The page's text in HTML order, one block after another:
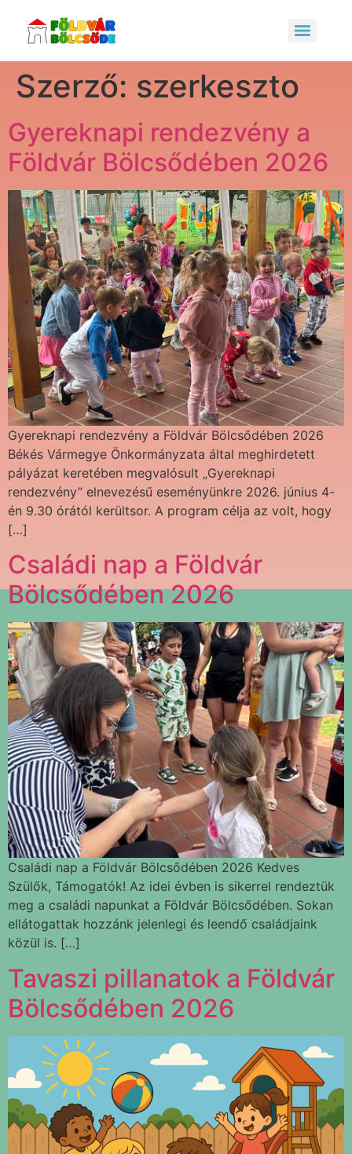
Szerző: szerkeszto
Gyereknapi rendezvény a
Földvár Bölcsődében 2026
Gyereknapi rendezvény a Földvár Bölcsődében 2026
Békés Vármegye Önkormányzata által meghirdetett
pályázat keretében megvalósult „Gyereknapi
rendezvény” elnevezésű eseményünkre 2026. június 4-
én 9.30 órától kerültsor. A program célja az volt, hogy
[…]
Családi nap a Földvár
Bölcsődében 2026
Családi nap a Földvár Bölcsődében 2026 Kedves
Szülők, Támogatók! Az idei évben is sikerrel rendeztük
meg a családi napunkat a Földvár Bölcsődében. Sokan
ellátogattak hozzánk jelenlegi és leendő családjaink
közül is. […]
Tavaszi pillanatok a Földvár
Bölcsődében 2026